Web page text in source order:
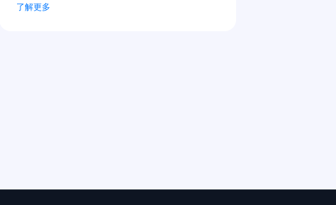
现勒索、作弊等失当行为，同时情绪可被调
了解更多